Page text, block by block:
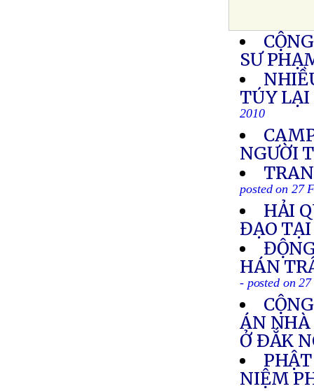
SƯ
TÚY
2010
NGƯỜI
posted on 27
HẢI
ĐẠO
HÁN
- posted on
ÁN NHÀ
Ở ÐẮK
NIỆM